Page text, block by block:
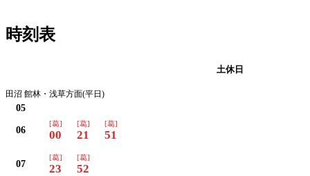
時刻表
土休日
田沼 館林・浅草方面(平日)
05
06
[葛]
00
[葛]
21
[葛]
51
07
[葛]
23
[葛]
52